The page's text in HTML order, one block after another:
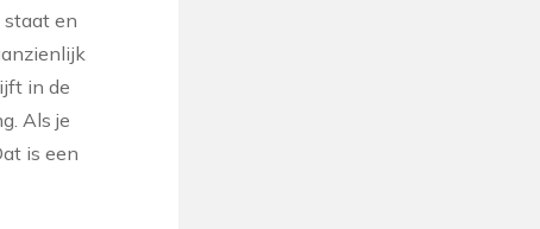
staat en
in de
Als je
is een